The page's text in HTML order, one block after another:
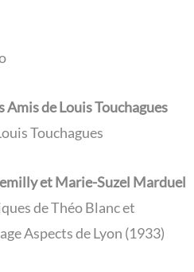
de Louis Touchagues
Touchagues
et Marie-Suzel Marduel
de Théo Blanc et
Aspects de Lyon (1933)